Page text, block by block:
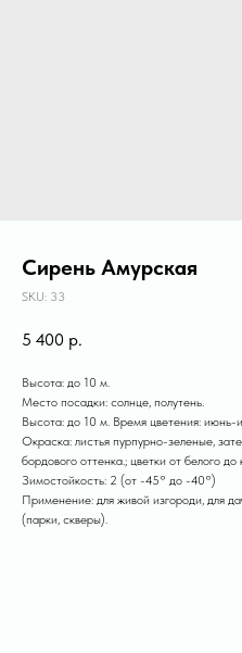
Сирень Амурская
SKU: 33
5 400 р.
Высота: до 10 м.
Место посадки: солнце, полутень.
Высота: до 10 м. Время цветения: июнь-
Окраска: листья пурпурно-зеленые,
бордового оттенка.; цветки от белого
Зимостойкость: 2 (от -45° до -40°)
Применение: для живой изгороди, для
(парки, скверы).